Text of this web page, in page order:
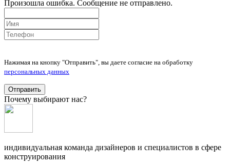
Произошла ошибка. Сообщение не отправлено.
Нажимая на кнопку "Отправить", вы даете согласие на обработку
персональных данных
Отправить
Почему выбирают нас?
индивидуальная команда дизайнеров и специалистов в сфере
конструирования